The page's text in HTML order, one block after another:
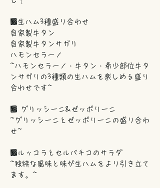
■生ハム3種盛り合わせ
自家製牛タン
自家製牛タンサガリ
ハモンセラーノ
~ハモンセラーノ・牛タン・希少部位牛タ
ンサガリの3種類の生ハムを楽しめる盛り
合わせです~
■ グリッシーニ&ゼッポリーニ
~グリッシーニとゼッポリーニの盛り合わ
せ~
■ルッコラとセルバチコのサラダ
~独特な風味と味が生ハムをより引き立て
ます。~